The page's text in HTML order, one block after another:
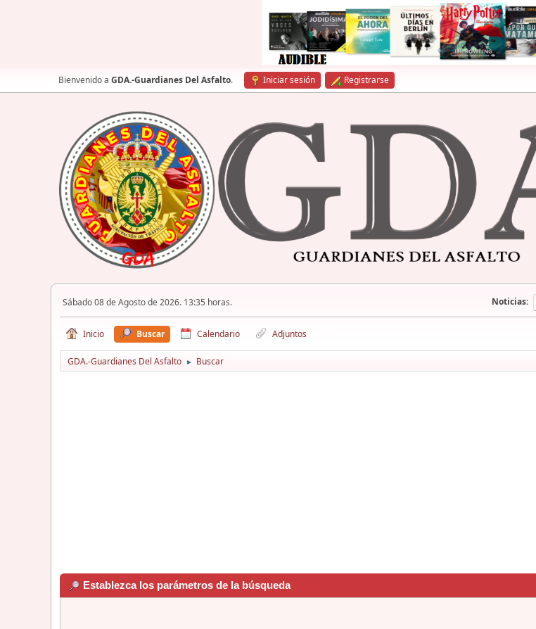
Bienvenido a GDA.-Guardianes Del Asfalto. Iniciar sesión Registrarse
Sábado 08 de Agosto de 2026. 13:35 horas. Noticias:
Inicio Buscar Calendario Adjuntos
GDA.-Guardianes Del Asfalto ► Buscar
Establezca los parámetros de la búsqueda